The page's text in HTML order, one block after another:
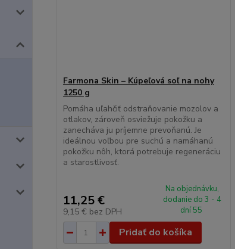
Farmona Skin – Kúpeľová soľ na nohy
1250 g
Pomáha uľahčiť odstraňovanie mozolov a
otlakov, zároveň osviežuje pokožku a
zanecháva ju príjemne prevoňanú. Je
ideálnou voľbou pre suchú a namáhanú
pokožku nôh, ktorá potrebuje regeneráciu
a starostlivosť.
11,25 €
9,15 € bez DPH
Na objednávku,
dodanie do 3 - 4
dní 55
Pridať do košíka